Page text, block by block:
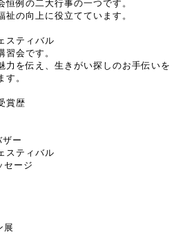
例の二大行事の一つです。
の向上に役立てています。
スティバル
習会です。
力を伝え、生きがい探しのお手伝いを
。
賞歴
ー
スティバル
セージ
展